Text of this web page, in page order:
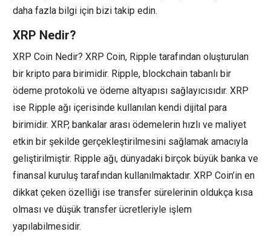
daha fazla bilgi için bizi takip edin.
XRP Nedir?
XRP Coin Nedir? XRP Coin, Ripple tarafından oluşturulan
bir kripto para birimidir. Ripple, blockchain tabanlı bir
ödeme protokolü ve ödeme altyapısı sağlayıcısıdır. XRP
ise Ripple ağı içerisinde kullanılan kendi dijital para
birimidir. XRP, bankalar arası ödemelerin hızlı ve maliyet
etkin bir şekilde gerçekleştirilmesini sağlamak amacıyla
geliştirilmiştir. Ripple ağı, dünyadaki birçok büyük banka ve
finansal kuruluş tarafından kullanılmaktadır. XRP Coin’in en
dikkat çeken özelliği ise transfer sürelerinin oldukça kısa
olması ve düşük transfer ücretleriyle işlem
yapılabilmesidir.